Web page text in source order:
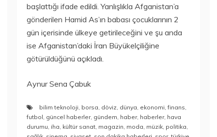
başlattığı ifade edildi. Yanlışlıkla Afganistan’a
gönderilen Hamid As’ın babası çocuklarının 2
gün içerisinde ülkeye getirileceğini ve şu anda
ise Afganistan’daki İran Büyükelçiliğine
götürüldüğünü açıkladı.
Aynur Sena Çabuk
bilim teknoloji, borsa, döviz, dünya, ekonomi,finans,
futbol, güncel haberler, gündem, haber, haberler, hava
durumu, iha, kültür sanat, magazin, moda, müzik, politika,